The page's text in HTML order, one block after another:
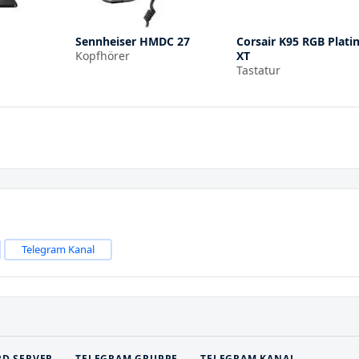
Sennheiser HMDC 27
Kopfhörer
Corsair K95 RGB
XT
Tastatur
Telegram Kanal